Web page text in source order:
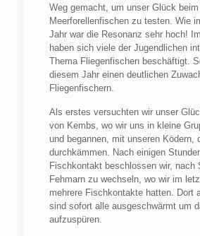
Weg gemacht, um unser Glück beim
Meerforellenfischen zu testen. Wie
Jahr war die Resonanz sehr hoch!
haben sich viele der Jugendlichen
Thema Fliegenfischen beschäftigt.
diesem Jahr einen deutlichen
Fliegenfischern.
Als erstes versuchten wir unser
von Kembs, wo wir uns in kleine
und begannen, mit unseren Ködern,
durchkämmen. Nach einigen
Fischkontakt beschlossen wir, nach
Fehmarn zu wechseln, wo wir im
mehrere Fischkontakte hatten. Dort
sind sofort alle ausgeschwärmt um
aufzuspüren.